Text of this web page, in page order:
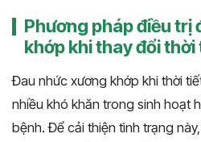
Phương pháp điều trị
khớp khi thay đổi thời
Đau nhức xương khớp khi thời
nhiều khó khăn trong sinh hoạt
bệnh. Để cải thiện tình trạng